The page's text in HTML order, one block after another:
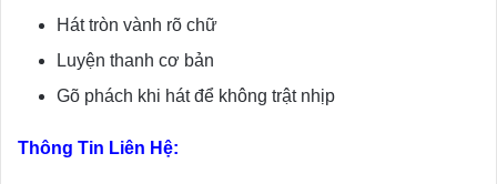
Hát tròn vành rõ chữ
Luyện thanh cơ bản
Gõ phách khi hát để không trật nhịp
Thông Tin Liên Hệ: